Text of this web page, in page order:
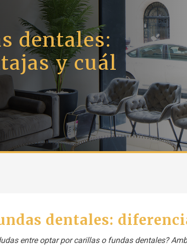
dentales:
y cuál
dentales:
entre optar por carillas o fundas dentales?